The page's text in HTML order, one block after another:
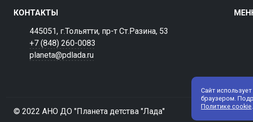
Сайт
браузером.
Политике cookie
КОНТАКТЫ
445051, г.Тольятти, пр-т Ст.Разина, 53
+7 (848) 260-0083
planeta@pdlada.ru
© 2022 АНО ДО "Планета детства "Лада"